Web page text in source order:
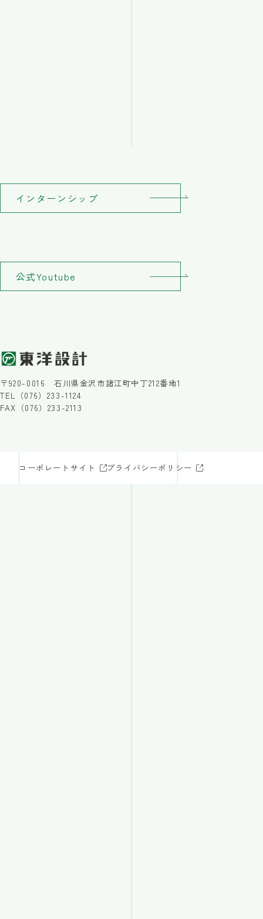
インターンシップ
公式Youtube
〒920-0016 石川県金沢市諸江町中丁212番地1
TEL（076）233-1124
FAX（076）233-2113
コーポレートサイト プライバシーポリシー